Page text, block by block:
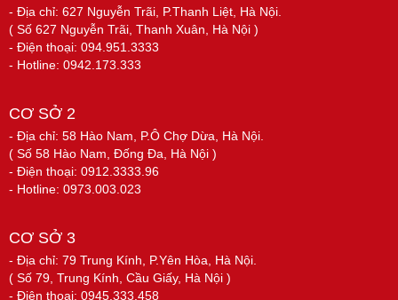
- Địa chỉ: 627 Nguyễn Trãi, P.Thanh Liệt, Hà Nội.
( Số 627 Nguyễn Trãi, Thanh Xuân, Hà Nội )
- Điện thoại: 094.951.3333
- Hotline: 0942.173.333
CƠ SỞ 2
- Địa chỉ: 58 Hào Nam, P.Ô Chợ Dừa, Hà Nội.
( Số 58 Hào Nam, Đống Đa, Hà Nội )
- Điện thoại: 0912.3333.96
- Hotline: 0973.003.023
CƠ SỞ 3
- Địa chỉ: 79 Trung Kính, P.Yên Hòa, Hà Nội.
( Số 79, Trung Kính, Cầu Giấy, Hà Nội )
- Điện thoại: 0945.333.458